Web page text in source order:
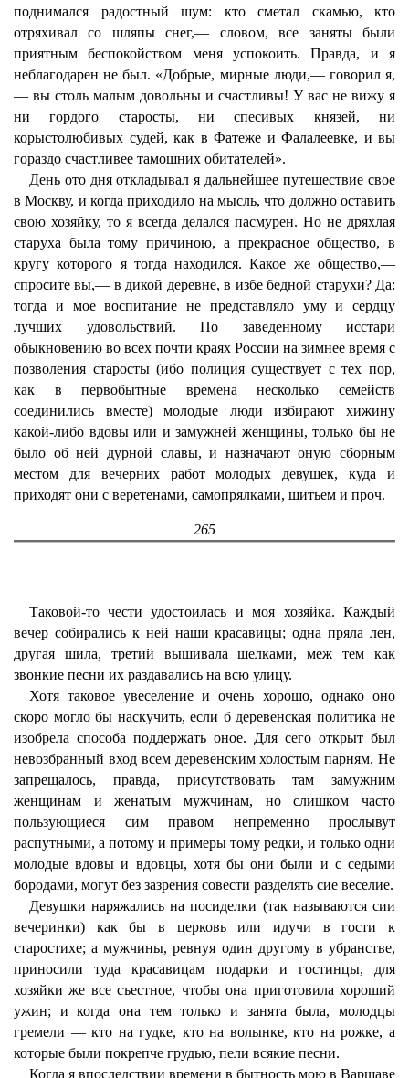
поднимался радостный шум: кто сметал скамью, кто
отряхивал со шляпы снег,— словом, все заняты были
приятным беспокойством меня успокоить. Правда, и я
неблагодарен не был. «Добрые, мирные люди,— говорил я,
— вы столь малым довольны и счастливы! У вас не вижу я
ни гордого старосты, ни спесивых князей, ни
корыстолюбивых судей, как в Фатеже и Фалалеевке, и вы
гораздо счастливее тамошних обитателей».
День ото дня откладывал я дальнейшее путешествие свое
в Москву, и когда приходило на мысль, что должно оставить
свою хозяйку, то я всегда делался пасмурен. Но не дряхлая
старуха была тому причиною, а прекрасное общество, в
кругу которого я тогда находился. Какое же общество,—
спросите вы,— в дикой деревне, в избе бедной старухи? Да:
тогда и мое воспитание не представляло уму и сердцу
лучших удовольствий. По заведенному исстари
обыкновению во всех почти краях России на зимнее время с
позволения старосты (ибо полиция существует с тех пор,
как в первобытные времена несколько семейств
соединились вместе) молодые люди избирают хижину
какой-либо вдовы или и замужней женщины, только бы не
было об ней дурной славы, и назначают оную сборным
местом для вечерних работ молодых девушек, куда и
приходят они с веретенами, самопрялками, шитьем и проч.
265
Таковой-то чести удостоилась и моя хозяйка. Каждый
вечер собирались к ней наши красавицы; одна пряла лен,
другая шила, третий вышивала шелками, меж тем как
звонкие песни их раздавались на всю улицу.
Хотя таковое увеселение и очень хорошо, однако оно
скоро могло бы наскучить, если б деревенская политика не
изобрела способа поддержать оное. Для сего открыт был
невозбранный вход всем деревенским холостым парням. Не
запрещалось, правда, присутствовать там замужним
женщинам и женатым мужчинам, но слишком часто
пользующиеся сим правом непременно прослывут
распутными, а потому и примеры тому редки, и только одни
молодые вдовы и вдовцы, хотя бы они были и с седыми
бородами, могут без зазрения совести разделять сие веселие.
Девушки наряжались на посиделки (так называются сии
вечеринки) как бы в церковь или идучи в гости к
старостихе; а мужчины, ревнуя один другому в убранстве,
приносили туда красавицам подарки и гостинцы, для
хозяйки же все съестное, чтобы она приготовила хороший
ужин; и когда она тем только и занята была, молодцы
гремели — кто на гудке, кто на волынке, кто на рожке, а
которые были покрепче грудью, пели всякие песни.
Когда я впоследствии времени в бытность мою в Варшаве